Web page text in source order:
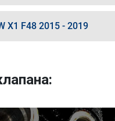
X1 F48 2015 - 2019